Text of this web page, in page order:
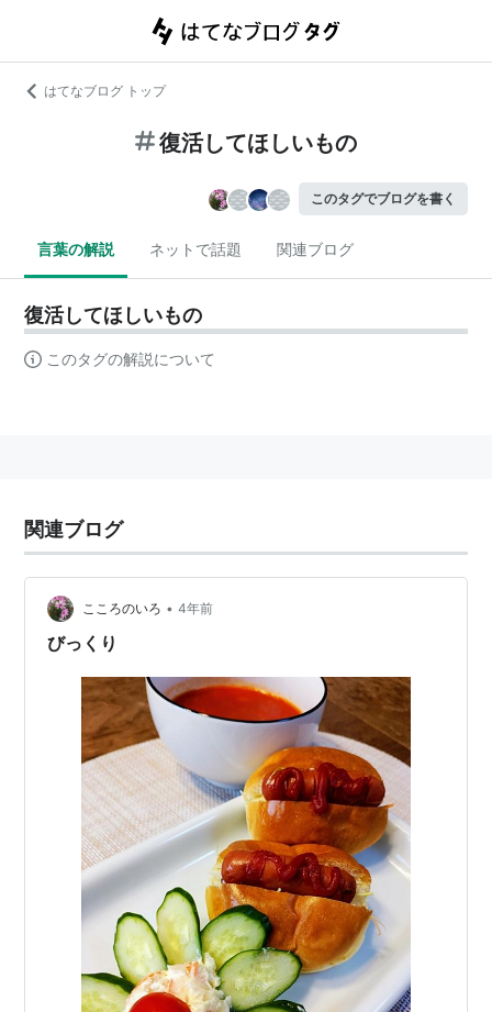
はてなブログ トップ
復活してほしいもの
このタグでブログを書く
言葉の解説 ネットで話題 関連ブログ
復活してほしいもの
このタグの解説について
関連ブログ
こころのいろ • 4年前
びっくり